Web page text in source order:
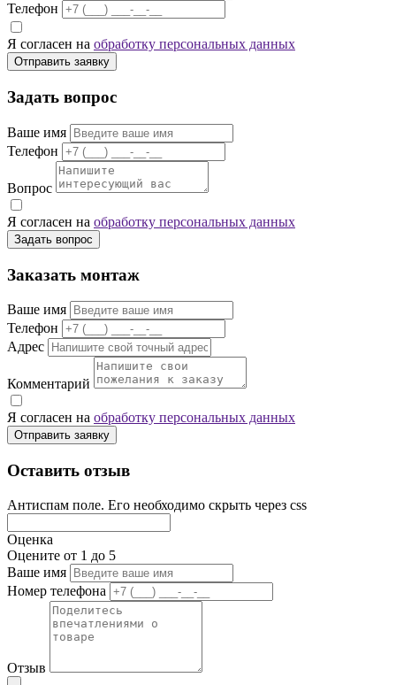
Телефон
Я согласен на обработку персональных данных
Отправить заявку
Задать вопрос
Ваше имя
Телефон
Вопрос
Я согласен на обработку персональных данных
Задать вопрос
Заказать монтаж
Ваше имя
Телефон
Адрес
Комментарий
Я согласен на обработку персональных данных
Отправить заявку
Оставить отзыв
Антиспам поле. Его необходимо скрыть через css
Оценка
Оцените от 1 до 5
Ваше имя
Номер телефона
Отзыв